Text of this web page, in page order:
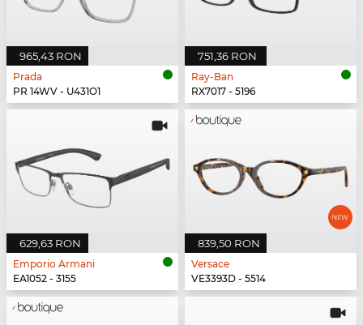
965,43 RON
Prada
PR 14WV - U431O1
751,36 RON
Ray-Ban
RX7017 - 5196
629,63 RON
Emporio Armani
EA1052 - 3155
839,50 RON
Versace
VE3393D - 5514